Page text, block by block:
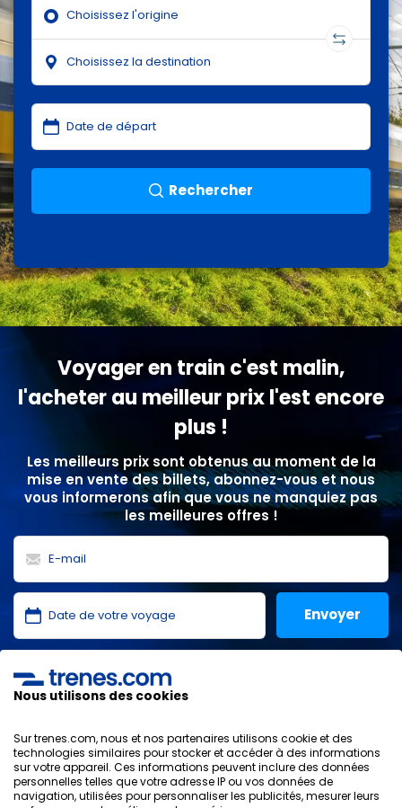
Rechercher
Voyager en train c'est malin,
l'acheter au meilleur prix l'est encore
plus !
Les meilleurs prix sont obtenus au moment de la
mise en vente des billets, abonnez-vous et nous
vous informerons afin que vous ne manquiez pas
les meilleures offres !
J'ai lu et j'accepte les
protection des données,
Politique de confidentialité
Nous utilisons des cookies
Sur trenes.com, nous et nos partenaires utilisons cookie et des
technologies similaires pour stocker et accéder à des informations
sur votre appareil. Ces informations peuvent inclure des données
personnelles telles que votre adresse IP ou vos données de
navigation, utilisées pour personnaliser les publicités, mesurer leurs